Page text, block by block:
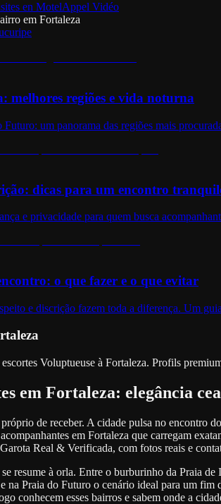
en MotelAppel Vidéo
em Fortaleza
melhores regiões e vida noturna
um panorama das regiões mais
dicas para um encontro
e privacidade para quem busca
o que fazer e o que evitar
e discrição fazem toda a diferença. Um
Voluptueuse à Fortaleza. Profils
em Fortaleza: elegância
de receber. A cidade pulsa no encontro
em Fortaleza que carregam
Real & Verificada, com fotos reais e
resume à orla. Entre o burburinho da Praia
na Praia do Futuro o cenário ideal para um fim
conhecem esses bairros e sabem onde a